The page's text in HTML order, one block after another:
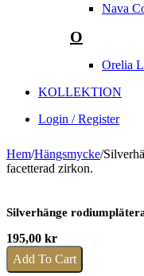
Nava
O
Orelia
KOLLEKTION
Login / Register
Hem/Hängsmycke/
facetterad zirkon.
Silverhänge
195,00 kr
Add To Cart